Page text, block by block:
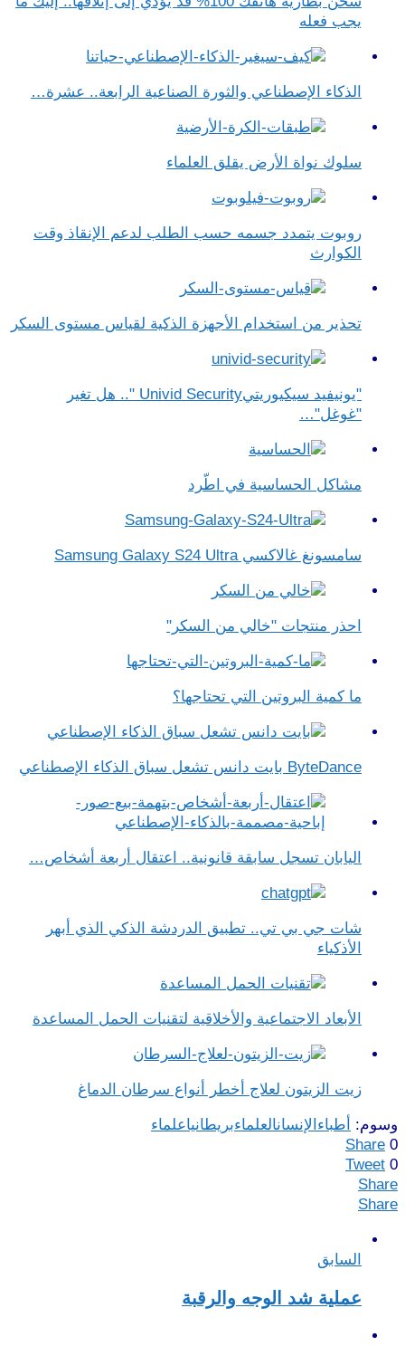
يجب فعله
الذكاء الإصطناعي والثورة الصناعية الرابعة.. عشرة…
سلوك نواة الأرض يقلق العلماء
روبوت يتمدد جسمه حسب الطلب لدعم الإنقاذ وقت
الكوارث
تحذير من استخدام الأجهزة الذكية لقياس مستوى السكر
"يونيفيد سيكيوريتيUnivid Security ".. هل تغير
"غوغل"…
مشاكل الحساسية في اطّرد
سامسونغ غالاكسي Samsung Galaxy S24 Ultra
احذر منتجات "خالي من السكر"
ما كمية البروتين التي تحتاجها؟
ByteDance بايت دانس تشعل سباق الذكاء الإصطناعي
اليابان تسجل سابقة قانونية.. اعتقال أربعة أشخاص…
شات جي بي تي.. تطبيق الدردشة الذكي الذي أبهر
الأذكياء
الأبعاد الاجتماعية والأخلاقية لتقنيات الحمل المساعدة
زيت الزيتون لعلاج أخطر أنواع سرطان الدماغ
وسوم: أطباء الإنسانالعلماءبريطانياعلماء
Share 0
Tweet 0
Share
Share
السابق
عملية شد الوجه والرقبة